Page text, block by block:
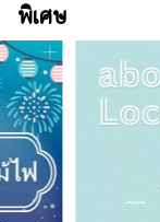
พิเศษ